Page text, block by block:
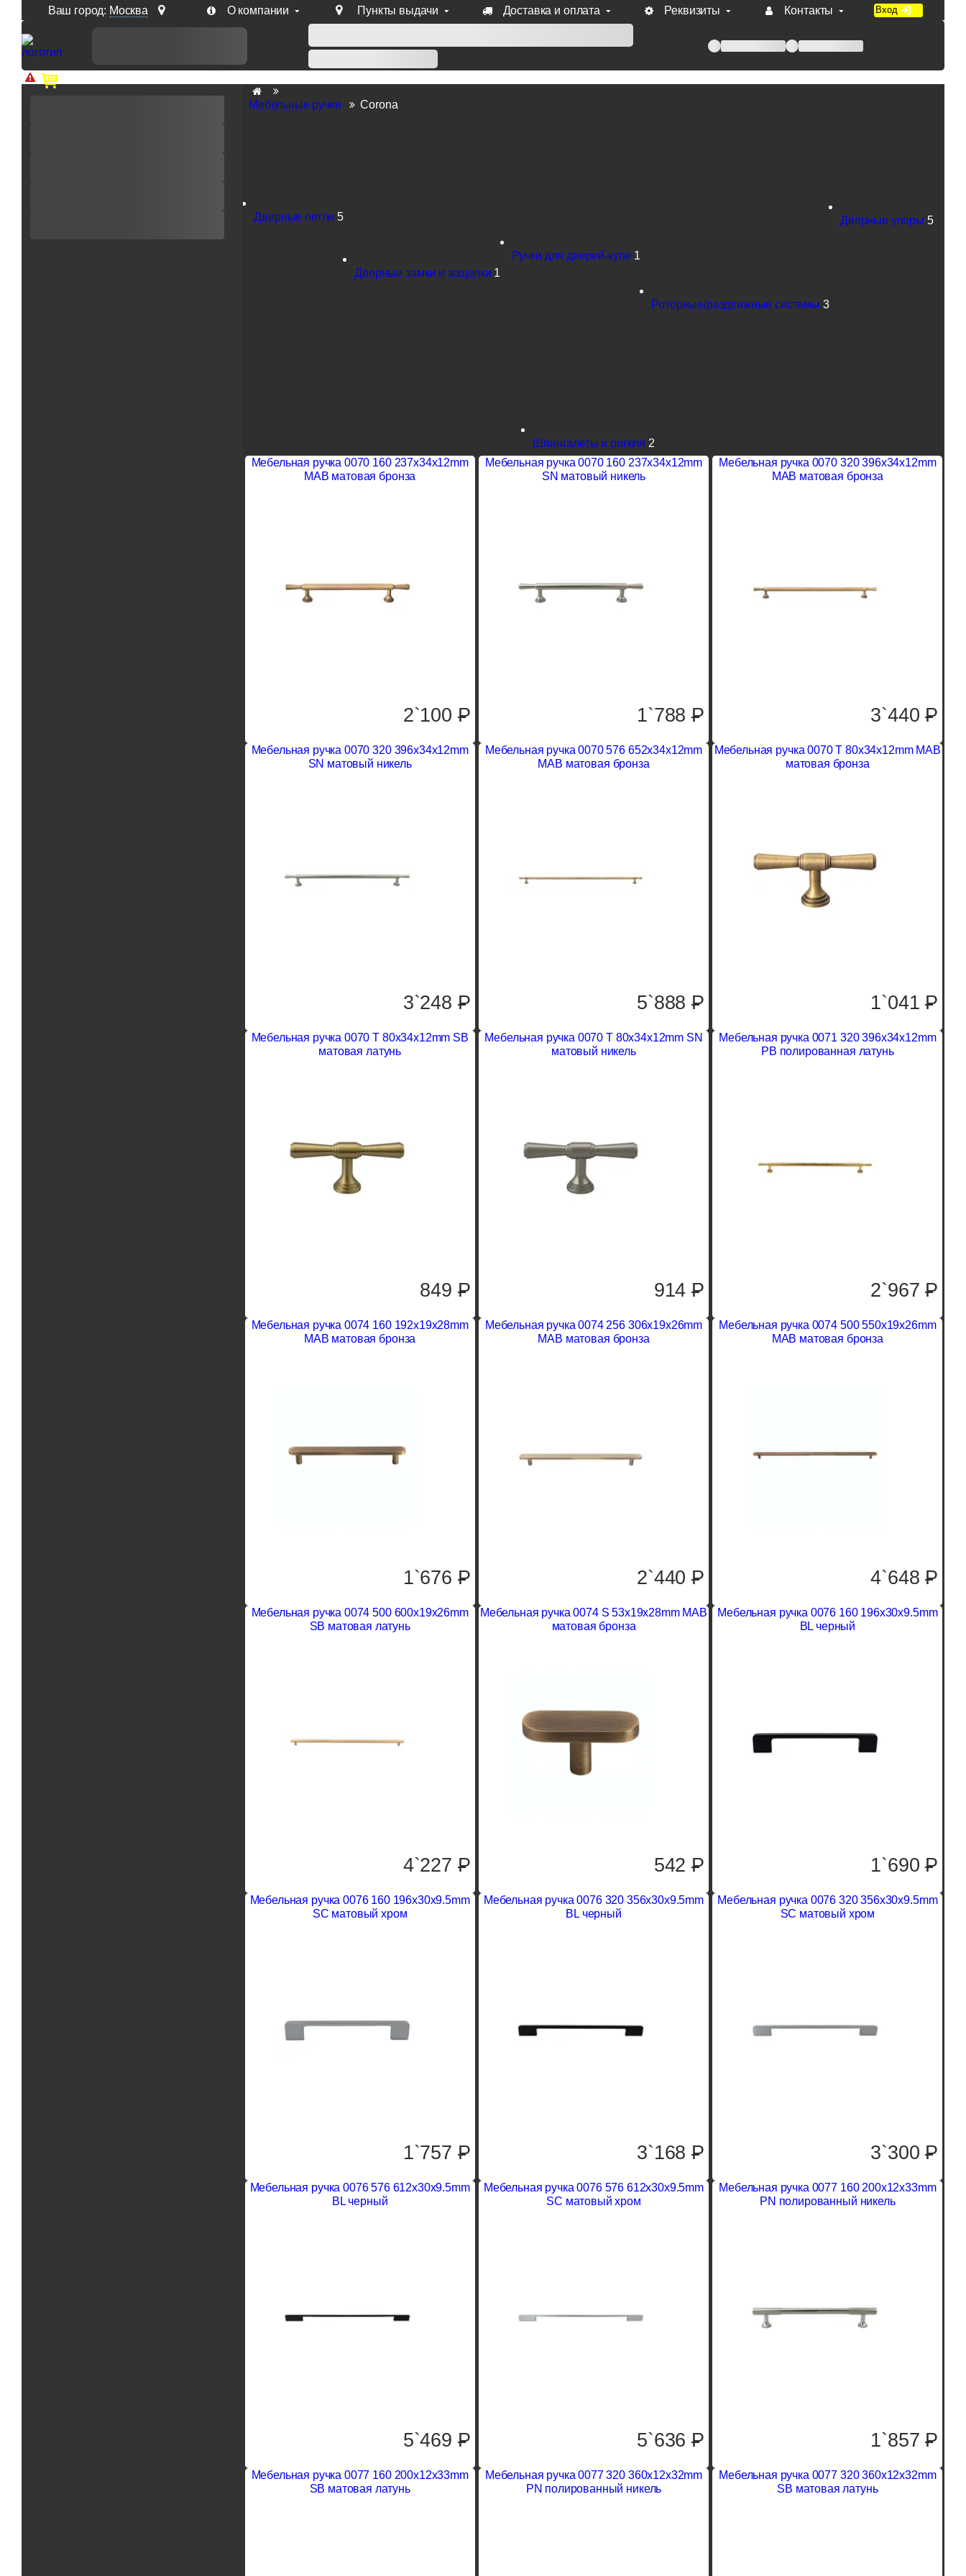
Ваш город: Москва О компании Пункты выдачи Доставка и оплата Реквизиты Контакты Вход
Доп. скидка от цен на сайте 7% при заказе от 50 тыс. руб продукции Venezia, Fratelli, Tupai, Extreza, Melodia, Forme при оплате по счету.
Мебельные ручки Corona
Дверные петли 5
Дверные замки и защелки 1
Ручки для дверей-купе 1
Роторные/раздвижные системы 3
Дверные упоры 5
Шпингалеты и ригеля 2
Мебельная ручка 0070 160 237x34x12mm
MAB матовая бронза
2`100 P
Мебельная ручка 0070 160 237x34x12mm
SN матовый никель
1`788P
Мебельная ручка 0070 320 396x34x12mm
MAB матовая бронза
3`440P
Мебельная ручка 0070 320 396x34x12mm
SN матовый никель
3`248 P
Мебельная ручка 0070 576 652x34x12mm
MAB матовая бронза
5`888P
Мебельная ручка 0070 T 80x34x12mm MAB
матовая бронза
1`041P
Мебельная ручка 0070 T 80x34x12mm SB
матовая латунь
849 P
Мебельная ручка 0070 T 80x34x12mm SN
матовый никель
914P
Мебельная ручка 0071 320 396x34x12mm
PB полированная латунь
2`967P
Мебельная ручка 0074 160 192x19x28mm
MAB матовая бронза
1`676 P
Мебельная ручка 0074 256 306x19x26mm
MAB матовая бронза
2`440P
Мебельная ручка 0074 500 550x19x26mm
MAB матовая бронза
4`648P
Мебельная ручка 0074 500 600x19x26mm
SB матовая латунь
4`227 P
Мебельная ручка 0074 S 53x19x28mm MAB
матовая бронза
542P
Мебельная ручка 0076 160 196x30x9.5mm
BL черный
1`690P
Мебельная ручка 0076 160 196x30x9.5mm
SC матовый хром
1`757 P
Мебельная ручка 0076 320 356x30x9.5mm
BL черный
3`168P
Мебельная ручка 0076 320 356x30x9.5mm
SC матовый хром
3`300P
Мебельная ручка 0076 576 612x30x9.5mm
BL черный
5`469 P
Мебельная ручка 0076 576 612x30x9.5mm
SC матовый хром
5`636P
Мебельная ручка 0077 160 200x12x33mm
PN полированный никель
1`857P
Мебельная ручка 0077 160 200x12x33mm
SB матовая латунь
Мебельная ручка 0077 320 360x12x32mm
PN полированный никель
Мебельная ручка 0077 320 360x12x32mm
SB матовая латунь